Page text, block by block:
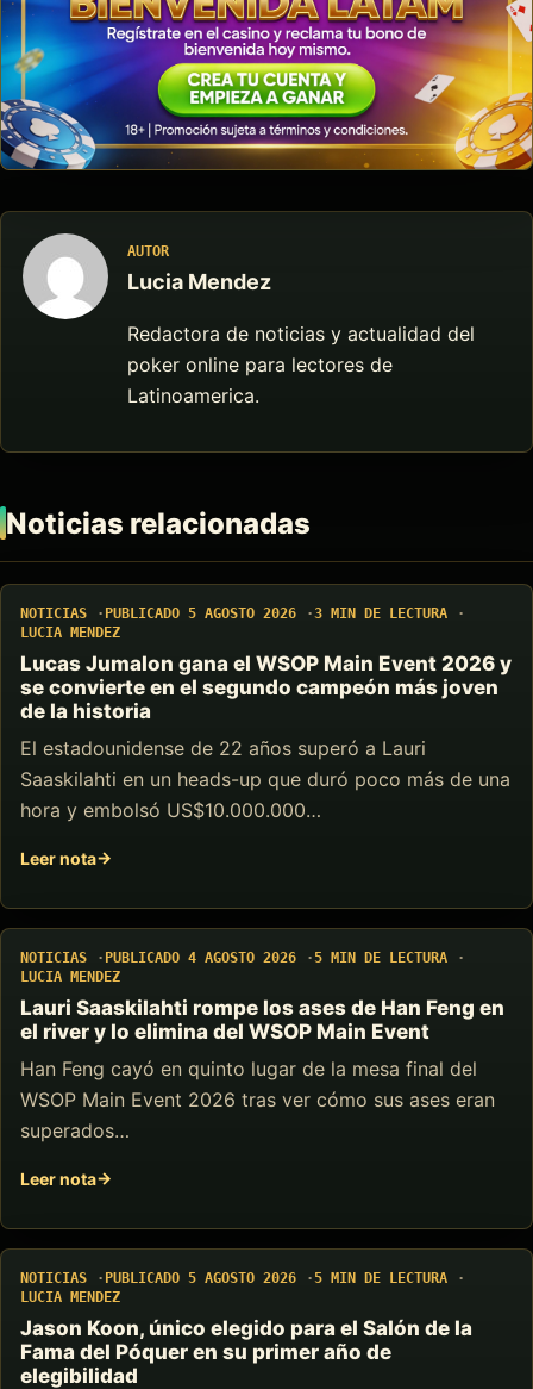
AUTOR
Lucia Mendez
Redactora de noticias y actualidad del
poker online para lectores de
Latinoamerica.
Noticias relacionadas
NOTICIAS PUBLICADO 5 AGOSTO 2026
3 MIN DE LECTURA
LUCIA MENDEZ
Lucas Jumalon gana el WSOP Main Event 2026 y
se convierte en el segundo campeón más joven
de la historia
El estadounidense de 22 años superó a Lauri
Saaskilahti en un heads-up que duró poco más de una
hora y embolsó US$10.000.000…
Leer nota
NOTICIAS PUBLICADO 4 AGOSTO 2026
5 MIN DE LECTURA
LUCIA MENDEZ
Lauri Saaskilahti rompe los ases de Han Feng en
el river y lo elimina del WSOP Main Event
Han Feng cayó en quinto lugar de la mesa final del
WSOP Main Event 2026 tras ver cómo sus ases eran
superados…
Leer nota
NOTICIAS PUBLICADO 5 AGOSTO 2026
5 MIN DE LECTURA
LUCIA MENDEZ
Jason Koon, único elegido para el Salón de la
Fama del Póquer en su primer año de
elegibilidad